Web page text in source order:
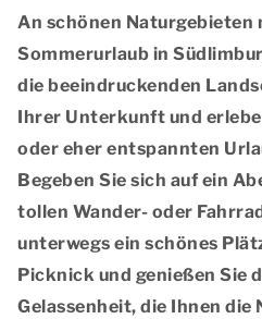
An schönen Naturgebieten
Sommerurlaub in
die beeindruckenden
Ihrer Unterkunft und
oder eher entspannten
Begeben Sie sich auf ein
tollen Wander- oder
unterwegs ein schönes
Picknick und genießen Sie
Gelassenheit, die Ihnen die